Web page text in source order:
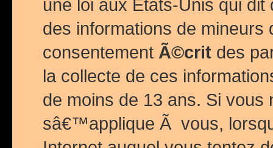
une loi aux Etats-Unis qui
des informations de mineurs
consentement Ã©crit des
la collecte de ces
de moins de 13 ans. Si
sâ€™applique Ã vous,